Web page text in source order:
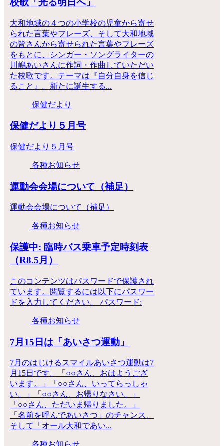
校歌「光る明日へ」
大和地域の４つの小学校の児童から寄せ
られた言葉やフレーズ、そして大和地域
の皆さんから寄せられた言葉やフレーズ
をもとに、シンガー・ソングライターの
川嶋あいさんに作詞・作曲していただい
た校歌です。テーマは『自分自身を信じ
ること』。新たに誕生する...
保健だより
保健だより５月号
保健だより５月号
各種お知らせ
運動会会場について（補足）
運動会会場について（補足）
各種お知らせ
保護中: 臨時バス乗車予定時刻表
（R8.5月）
このコンテンツはパスワードで保護され
ています。閲覧するには以下にパスワー
ドを入力してください。 パスワード:
各種お知らせ
7月15日は「あいさつ運動」
7月のはじけるスマイルあいさつ運動は7
月15日です。「○○さん、おはようござ
います。」「○○さん、いってらっしゃ
い。」「○○さん、お帰りなさい。」
「○○さん、ただいま帰りました。」
「名前を呼んであいさつ」のチャンス、
そして「オール大和であい...